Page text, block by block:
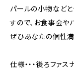
パールの小物など
すので、お食事会や
ぜひあなたの個性満
仕様・・・後ろファス